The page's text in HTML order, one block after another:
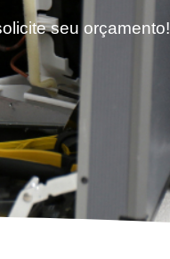
seu orçamento!